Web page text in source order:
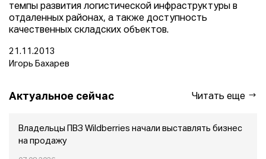
темпы развития логистической инфраструктуры в
отдаленных районах, а также доступность
качественных складских объектов.
21.11.2013
Игорь Бахарев
Актуальное сейчас Читать еще
Владельцы ПВЗ Wildberries начали выставлять бизнес
на продажу